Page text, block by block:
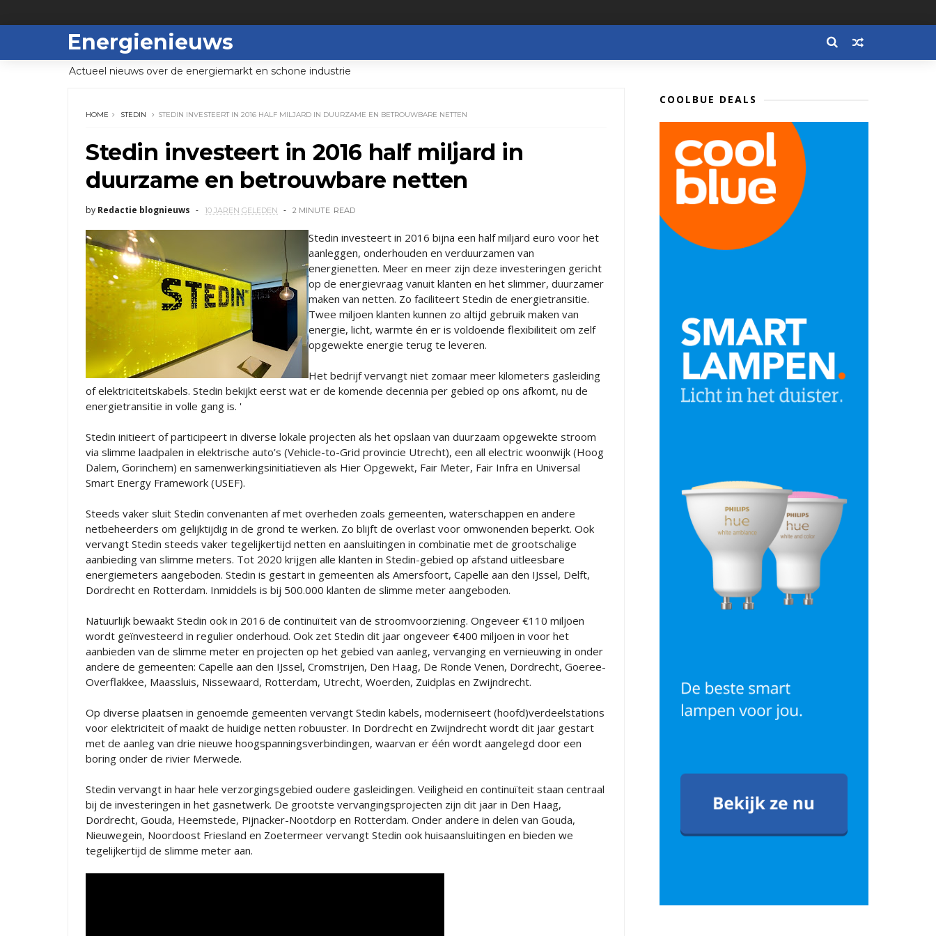
Energienieuws
Actueel nieuws over de energiemarkt en schone industrie
HOME STEDIN STEDIN INVESTEERT IN 2016 HALF MILJARD IN DUURZAME EN BETROUWBARE NETTEN
Stedin investeert in 2016 half miljard in
duurzame en betrouwbare netten
by Redactie blognieuws 10 JAREN GELEDEN 2 MINUTE READ
Stedin investeert in 2016 bijna een half miljard euro voor het
aanleggen, onderhouden en verduurzamen van
energienetten. Meer en meer zijn deze investeringen gericht
op de energievraag vanuit klanten en het slimmer, duurzamer
maken van netten. Zo faciliteert Stedin de energietransitie.
Twee miljoen klanten kunnen zo altijd gebruik maken van
energie, licht, warmte én er is voldoende flexibiliteit om zelf
opgewekte energie terug te leveren.
Het bedrijf vervangt niet zomaar meer kilometers gasleiding
of elektriciteitskabels. Stedin bekijkt eerst wat er de komende decennia per gebied op ons afkomt, nu de
energietransitie in volle gang is. '
Stedin initieert of participeert in diverse lokale projecten als het opslaan van duurzaam opgewekte stroom
via slimme laadpalen in elektrische auto’s (Vehicle-to-Grid provincie Utrecht), een all electric woonwijk (Hoog
Dalem, Gorinchem) en samenwerkingsinitiatieven als Hier Opgewekt, Fair Meter, Fair Infra en Universal
Smart Energy Framework (USEF).
Steeds vaker sluit Stedin convenanten af met overheden zoals gemeenten, waterschappen en andere
netbeheerders om gelijktijdig in de grond te werken. Zo blijft de overlast voor omwonenden beperkt. Ook
vervangt Stedin steeds vaker tegelijkertijd netten en aansluitingen in combinatie met de grootschalige
aanbieding van slimme meters. Tot 2020 krijgen alle klanten in Stedin-gebied op afstand uitleesbare
energiemeters aangeboden. Stedin is gestart in gemeenten als Amersfoort, Capelle aan den IJssel, Delft,
Dordrecht en Rotterdam. Inmiddels is bij 500.000 klanten de slimme meter aangeboden.
Natuurlijk bewaakt Stedin ook in 2016 de continuïteit van de stroomvoorziening. Ongeveer €110 miljoen
wordt geïnvesteerd in regulier onderhoud. Ook zet Stedin dit jaar ongeveer €400 miljoen in voor het
aanbieden van de slimme meter en projecten op het gebied van aanleg, vervanging en vernieuwing in onder
andere de gemeenten: Capelle aan den IJssel, Cromstrijen, Den Haag, De Ronde Venen, Dordrecht, Goeree-
Overflakkee, Maassluis, Nissewaard, Rotterdam, Utrecht, Woerden, Zuidplas en Zwijndrecht.
Op diverse plaatsen in genoemde gemeenten vervangt Stedin kabels, moderniseert (hoofd)verdeelstations
voor elektriciteit of maakt de huidige netten robuuster. In Dordrecht en Zwijndrecht wordt dit jaar gestart
met de aanleg van drie nieuwe hoogspanningsverbindingen, waarvan er één wordt aangelegd door een
boring onder de rivier Merwede.
Stedin vervangt in haar hele verzorgingsgebied oudere gasleidingen. Veiligheid en continuïteit staan centraal
bij de investeringen in het gasnetwerk. De grootste vervangingsprojecten zijn dit jaar in Den Haag,
Dordrecht, Gouda, Heemstede, Pijnacker-Nootdorp en Rotterdam. Onder andere in delen van Gouda,
Nieuwegein, Noordoost Friesland en Zoetermeer vervangt Stedin ook huisaansluitingen en bieden we
tegelijkertijd de slimme meter aan.
COOLBUE DEALS